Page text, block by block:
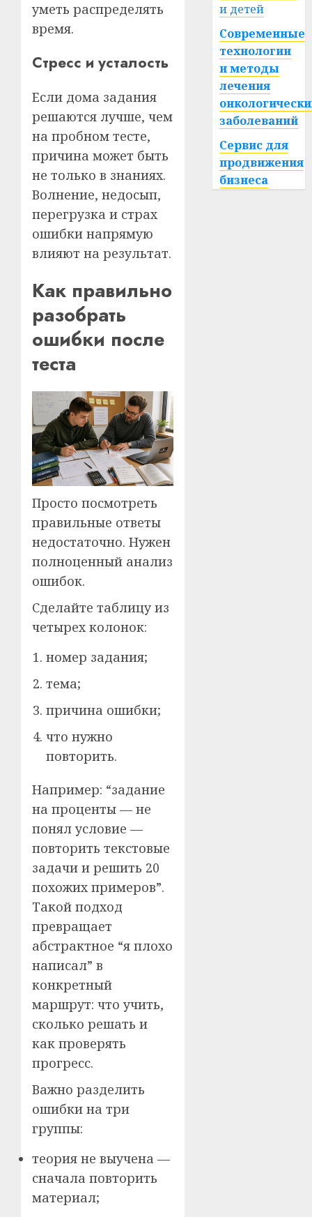
уметь распределять
время.
Стресс и усталость
Если дома задания
решаются лучше, чем
на пробном тесте,
причина может быть
не только в знаниях.
Волнение, недосып,
перегрузка и страх
ошибки напрямую
влияют на результат.
Как правильно
разобрать
ошибки после
теста
Просто посмотреть
правильные ответы
недостаточно. Нужен
полноценный анализ
ошибок.
Сделайте таблицу из
четырех колонок:
номер задания;
тема;
причина ошибки;
что нужно
повторить.
Например: “задание
на проценты — не
понял условие —
повторить текстовые
задачи и решить 20
похожих примеров”.
Такой подход
превращает
абстрактное “я плохо
написал” в
конкретный
маршрут: что учить,
сколько решать и
как проверять
прогресс.
Важно разделить
ошибки на три
группы:
теория не выучена —
сначала повторить
материал;
и детей
Современные
технологии
и методы
лечения
заболеваний
Сервис для
продвижения
бизнеса